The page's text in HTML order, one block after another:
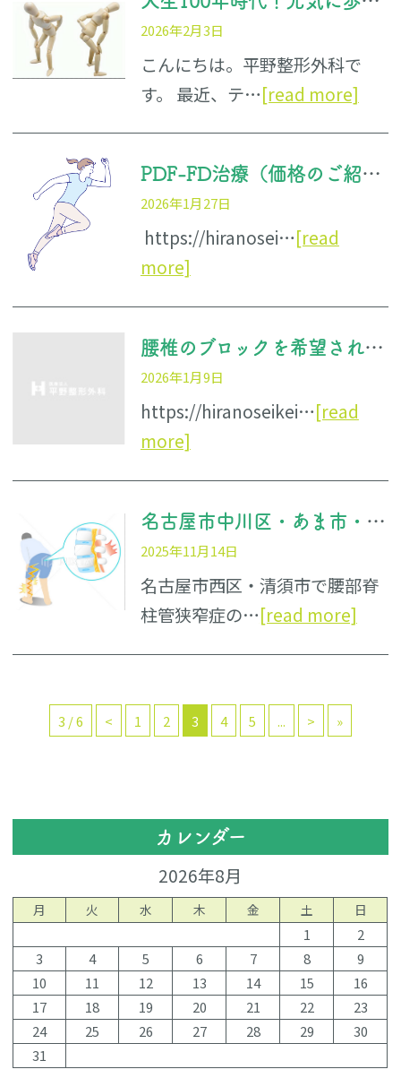
2026年2月3日
こんにちは。平野整形外科で
す。 最近、テ…[read more]
PDF-FD治療（価格のご紹介） 1部位：135000円 2部位：270000円
2026年1月27日
https://hiranosei…[read
more]
腰椎のブロックを希望される方へ＿ＭＲＩ画像をお持ちください、車の運転は控えてください
2026年1月9日
https://hiranoseikei…[read
more]
名古屋市中川区・あま市・大治町で腰部脊柱管狭窄症の治療は平野整形外科へ
2025年11月14日
名古屋市西区・清須市で腰部脊
柱管狭窄症の…[read more]
3 / 6 < 1 2 3 4 5 ... > »
カレンダー
2026年8月
月 火 水 木 金 土 日
1
2
3
4 5 6 7 8
9
10
11 12 13 14 15
16
17
18 19 20 21 22
23
24
25 26 27 28 29
30
31